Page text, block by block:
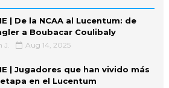
| De la NCAA al Lucentum: de
a Boubacar Coulibaly
J. Aug 14, 2025
| Jugadores que han vivido más
en el Lucentum